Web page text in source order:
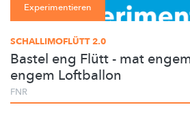
Experimentieren
SCHALLIMOFLÜTT 2.0
Bastel eng Flütt - mat
engem Loftballon
FNR